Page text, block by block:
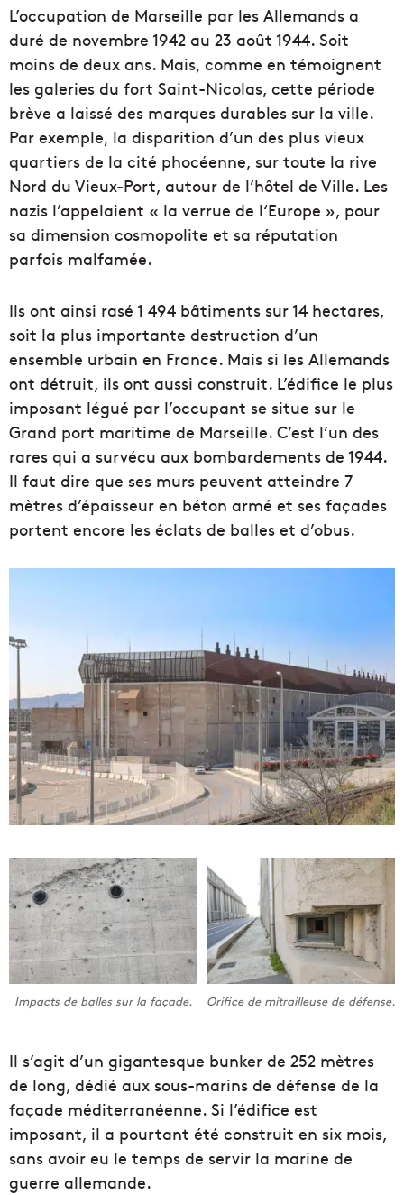
L’occupation de Marseille par les Allemands a
duré de novembre 1942 au 23 août 1944. Soit
moins de deux ans. Mais, comme en témoignent
les galeries du fort Saint-Nicolas, cette période
brève a laissé des marques durables sur la ville.
Par exemple, la disparition d’un des plus vieux
quartiers de la cité phocéenne, sur toute la rive
Nord du Vieux-Port, autour de l’hôtel de Ville. Les
nazis l’appelaient « la verrue de l‘Europe », pour
sa dimension cosmopolite et sa réputation
parfois malfamée.
Ils ont ainsi rasé 1 494 bâtiments sur 14 hectares,
soit la plus importante destruction d’un
ensemble urbain en France. Mais si les Allemands
ont détruit, ils ont aussi construit. L’édifice le plus
imposant légué par l’occupant se situe sur le
Grand port maritime de Marseille. C’est l’un des
rares qui a survécu aux bombardements de 1944.
Il faut dire que ses murs peuvent atteindre 7
mètres d’épaisseur en béton armé et ses façades
portent encore les éclats de balles et d’obus.
Impacts de balles sur la façade. Orifice de mitrailleuse de défense.
Il s’agit d’un gigantesque bunker de 252 mètres
de long, dédié aux sous-marins de défense de la
façade méditerranéenne. Si l’édifice est
imposant, il a pourtant été construit en six mois,
sans avoir eu le temps de servir la marine de
guerre allemande.